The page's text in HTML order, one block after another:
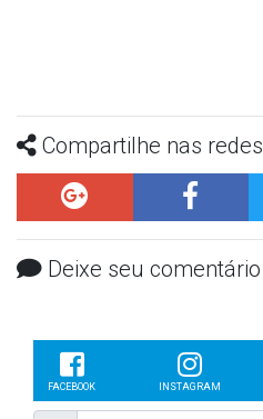
Compartilhe nas redes
Deixe seu comentário
FACEBOOK INSTAGRAM